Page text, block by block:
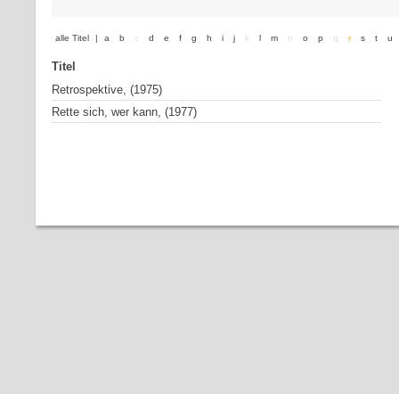
alle Titel | a b c d e f g h i j k l m n o p q r s t u
Titel
Retrospektive, (1975)
Rette sich, wer kann, (1977)